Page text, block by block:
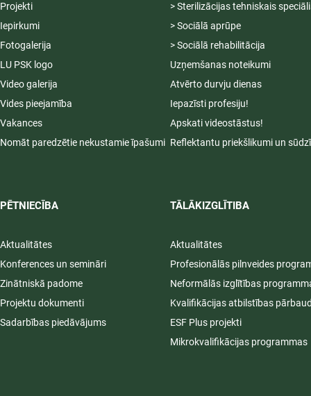
Projekti
Iepirkumi
Fotogalerija
LU PSK logo
Video galerija
Vides pieejamība
Vakances
Nomāt paredzētie nekustamie īpašumi
PĒTNIECĪBA
Aktualitātes
Konferences un semināri
Zinātniskā padome
Projektu dokumenti
Sadarbības piedāvājums
> Sterilizācijas tehniskais
> Sociālā aprūpe
> Sociālā rehabilitācija
Uzņemšanas noteikumi
Atvērto durvju dienas
Iepazīsti profesiju!
Apskati videostāstus!
Reflektantu priekšlikumi un
TĀLĀKIZGLĪTIBA
Aktualitātes
Profesionālās pilnveides
Neformālās izglītības
Kvalifikācijas atbilstības
ESF Plus projekti
Mikrokvalifikācijas programmas